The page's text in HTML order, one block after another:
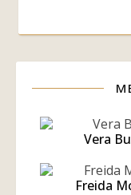
Vera
Freida